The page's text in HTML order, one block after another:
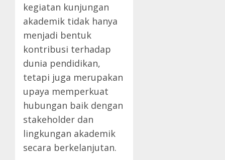
kegiatan kunjungan
akademik tidak hanya
menjadi bentuk
kontribusi terhadap
dunia pendidikan,
tetapi juga merupakan
upaya memperkuat
hubungan baik dengan
stakeholder dan
lingkungan akademik
secara berkelanjutan.